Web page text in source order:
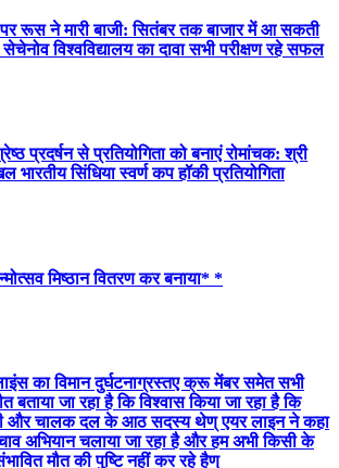
पर रूस ने मारी बाजी: सितंबर तक बाजार में आ सकती
विश्वविद्यालय का दावा सभी परीक्षण रहे सफल
प्रदर्षन से प्रतियोगिता को बनाएं रोमांचक: श्री
भारतीय सिंधिया स्वर्ण कप हॉकी प्रतियोगिता
मिष्ठान वितरण कर बनाया* *
का विमान दुर्घटनाग्रस्तए क्रू मेंबर समेत सभी
बताया जा रहा है कि विश्वास किया जा रहा है कि
और चालक दल के आठ सदस्य थेण् एयर लाइन ने कहा
अभियान चलाया जा रहा है और हम अभी किसी के
मौत की पुष्टि नहीं कर रहे हैण्